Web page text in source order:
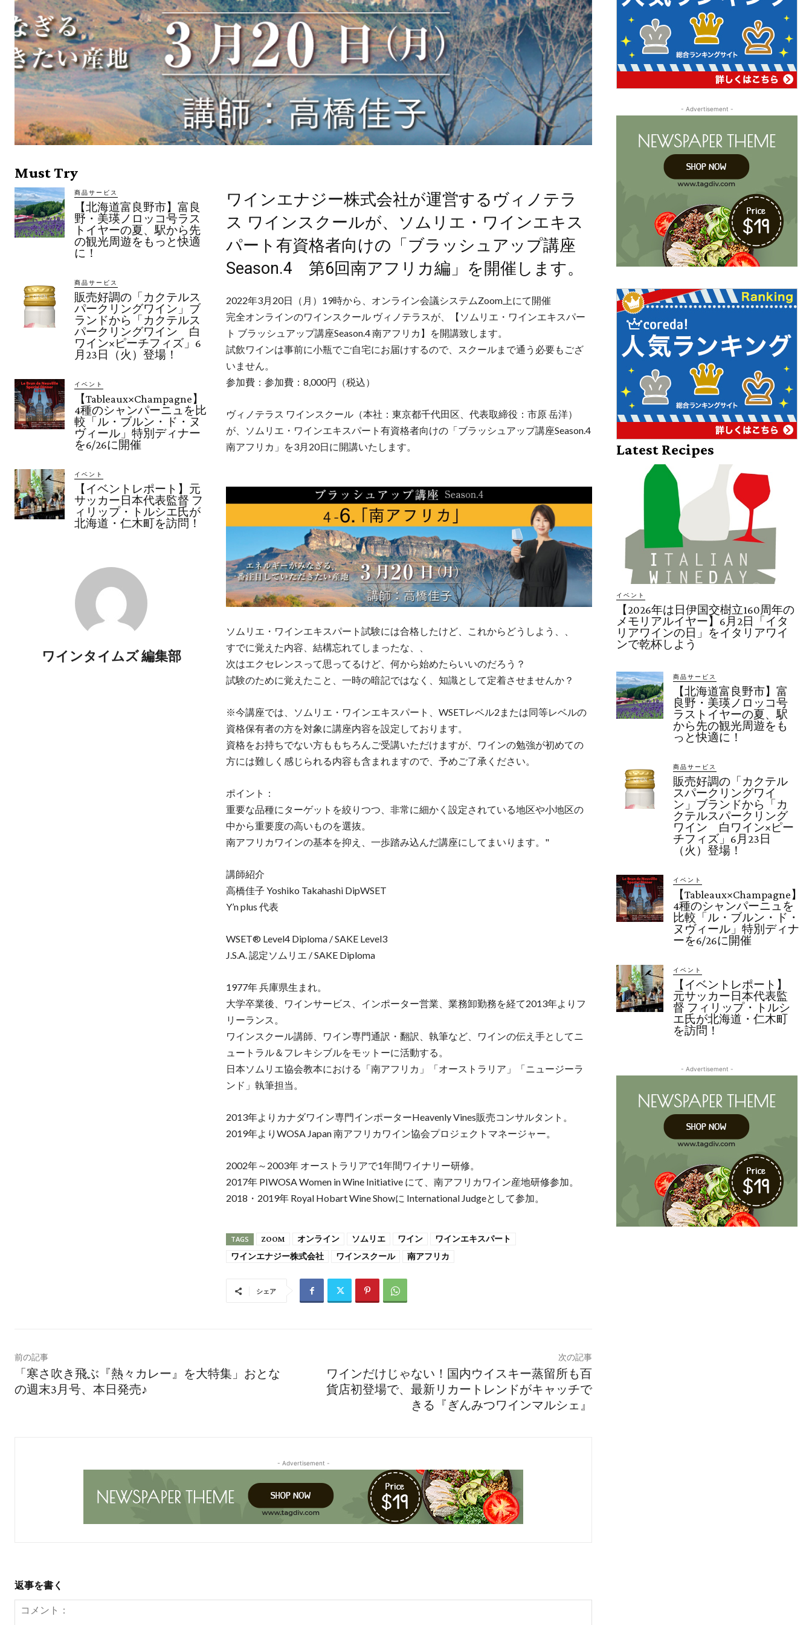
Must Try
商品サービス
【北海道富良野市】富良
野・美瑛ノロッコ号ラス
トイヤーの夏、駅から先
の観光周遊をもっと快適
に！
商品サービス
販売好調の「カクテルス
パークリングワイン」ブ
ランドから「カクテルス
パークリングワイン 白
ワイン×ピーチフィズ」6
月23日（火）登場！
イベント
【Tableaux×Champagne】
4種のシャンパーニュを比
較「ル・ブルン・ド・ヌ
ヴィール」特別ディナー
を6/26に開催
イベント
【イベントレポート】元
サッカー日本代表監督 フ
ィリップ・トルシエ氏が
北海道・仁木町を訪問！
ワインタイムズ 編集部
ワインエナジー株式会社が運営するヴィノテラ
ス ワインスクールが、ソムリエ・ワインエキス
パート有資格者向けの「ブラッシュアップ講座
Season.4 第6回南アフリカ編」を開催します。
2022年3月20日（月）19時から、オンライン会議システムZoom上にて開催
完全オンラインのワインスクール ヴィノテラスが、【ソムリエ・ワインエキスパー
ト ブラッシュアップ講座Season.4 南アフリカ】を開講致します。
試飲ワインは事前に小瓶でご自宅にお届けするので、スクールまで通う必要もござ
いません。
参加費：参加費：8,000円（税込）
ヴィノテラス ワインスクール（本社：東京都千代田区、代表取締役：市原 岳洋）
が、ソムリエ・ワインエキスパート有資格者向けの「ブラッシュアップ講座Season.4
南アフリカ」を3月20日に開講いたします。
ソムリエ・ワインエキスパート試験には合格したけど、これからどうしよう、、
すでに覚えた内容、結構忘れてしまったな、、
次はエクセレンスって思ってるけど、何から始めたらいいのだろう？
試験のために覚えたこと、一時の暗記ではなく、知識として定着させませんか？
※今講座では、ソムリエ・ワインエキスパート、WSETレベル2または同等レベルの
資格保有者の方を対象に講座内容を設定しております。
資格をお持ちでない方ももちろんご受講いただけますが、ワインの勉強が初めての
方には難しく感じられる内容も含まれますので、予めご了承ください。
ポイント：
重要な品種にターゲットを絞りつつ、非常に細かく設定されている地区や小地区の
中から重要度の高いものを選抜。
南アフリカワインの基本を抑え、一歩踏み込んだ講座にしてまいります。"
講師紹介
高橋佳子 Yoshiko Takahashi DipWSET
Y’n plus 代表
WSET® Level4 Diploma / SAKE Level3
J.S.A. 認定ソムリエ / SAKE Diploma
1977年 兵庫県生まれ。
大学卒業後、ワインサービス、インポーター営業、業務卸勤務を経て2013年よりフ
リーランス。
ワインスクール講師、ワイン専門通訳・翻訳、執筆など、ワインの伝え手としてニ
ュートラル＆フレキシブルをモットーに活動する。
日本ソムリエ協会教本における「南アフリカ」「オーストラリア」「ニュージーラ
ンド」執筆担当。
2013年よりカナダワイン専門インポーターHeavenly Vines販売コンサルタント。
2019年よりWOSA Japan 南アフリカワイン協会プロジェクトマネージャー。
2002年～2003年 オーストラリアで1年間ワイナリー研修。
2017年 PIWOSA Women in Wine Initiative にて、南アフリカワイン産地研修参加。
2018・2019年 Royal Hobart Wine Showに International Judgeとして参加。
TAGS ZOOM オンライン ソムリエ ワイン
ワインエキスパート
ワインエナジー株式会社
ワインスクール 南アフリカ
シェア
前の記事
「寒さ吹き飛ぶ『熱々カレー』を大特集」おとな
の週末3月号、本日発売♪
次の記事
ワインだけじゃない！国内ウイスキー蒸留所も百
貨店初登場で、最新リカートレンドがキャッチで
きる『ぎんみつワインマルシェ』
- Advertisement -
返事を書く
- Advertisement -
Latest Recipes
イベント
【2026年は日伊国交樹立160周年の
メモリアルイヤー】6月2日「イタ
リアワインの日」をイタリアワイ
ンで乾杯しよう
商品サービス
【北海道富良野市】富
良野・美瑛ノロッコ号
ラストイヤーの夏、駅
から先の観光周遊をも
っと快適に！
商品サービス
販売好調の「カクテル
スパークリングワイ
ン」ブランドから「カ
クテルスパークリング
ワイン 白ワイン×ピー
チフィズ」6月23日
（火）登場！
イベント
【Tableaux×Champagne】
4種のシャンパーニュを
比較「ル・ブルン・ド・
ヌヴィール」特別ディナ
ーを6/26に開催
イベント
【イベントレポート】
元サッカー日本代表監
督 フィリップ・トルシ
エ氏が北海道・仁木町
を訪問！
- Advertisement -